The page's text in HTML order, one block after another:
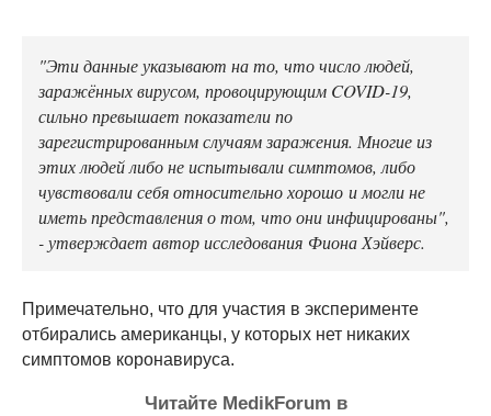
"Эти данные указывают на то, что число людей,
заражённых вирусом, провоцирующим COVID-19,
сильно превышает показатели по
зарегистрированным случаям заражения. Многие из
этих людей либо не испытывали симптомов, либо
чувствовали себя относительно хорошо и могли не
иметь представления о том, что они инфицированы",
- утверждает автор исследования Фиона Хэйверс.
Примечательно, что для участия в эксперименте
отбирались американцы, у которых нет никаких
симптомов коронавируса.
Читайте MedikForum в